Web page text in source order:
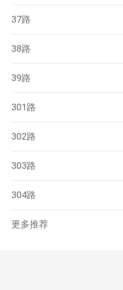
37路
38路
39路
301路
302路
303路
304路
更多推荐